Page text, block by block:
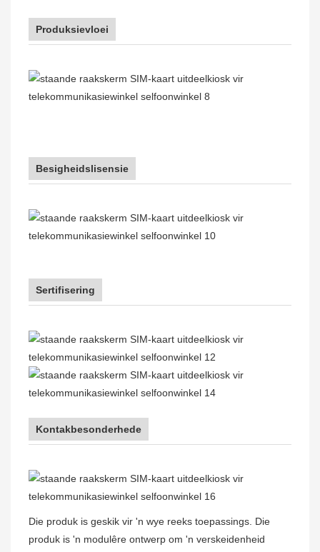
Produksievloei
Besigheidslisensie
Sertifisering
Kontakbesonderhede
Die produk is geskik vir 'n wye reeks toepassings. Die
produk is 'n modulêre ontwerp om 'n verskeidenheid